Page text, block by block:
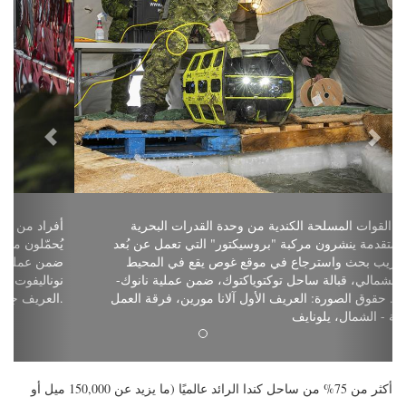
أفراد من القوات المسلحة الكندية من وحدة القدرات البحرية
المتقدمة ينشرون مركبة "بروسيكتور" التي تعمل عن بُعد (ROV)
لإجراء تدريب بحث واسترجاع في موقع غوص يقع في المحيط
المتجمد الشمالي، قبالة ساحل توكتوياكتوك، ضمن عملية نانوك-
نوناليفوت. حقوق الصورة: العريف الأول آلانا مورين، فرقة العمل
المشتركة - الشمال، يلونايف.